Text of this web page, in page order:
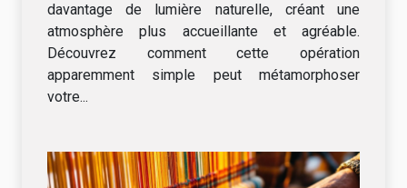
davantage de lumière naturelle, créant une
atmosphère plus accueillante et agréable.
Découvrez comment cette opération
apparemment simple peut métamorphoser
votre...